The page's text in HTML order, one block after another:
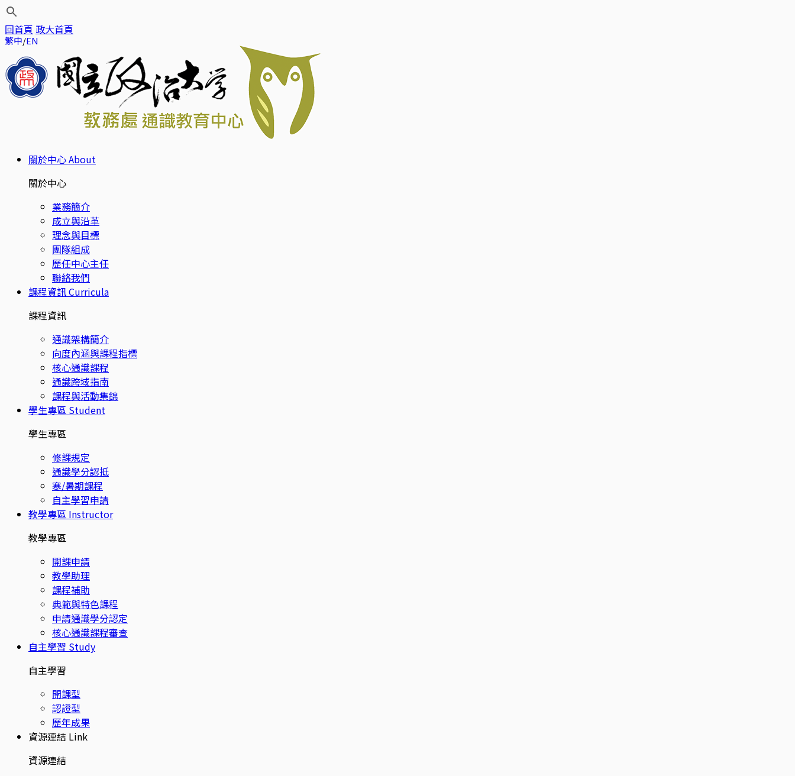
回首頁 政大首頁
繁中 EN
關於中心About
關於中心
業務簡介
成立與沿革
理念與目標
團隊組成
歷任中心主任
聯絡我們
課程資訊Curricula
課程資訊
通識架構簡介
向度內涵與課程指標
核心通識課程
通識跨域指南
課程與活動集錦
學生專區 Student
學生專區
修課規定
通識學分認抵
寒/暑期課程
自主學習申請
教學專區 Instructor
教學專區
開課申請
教學助理
課程補助
典範與特色課程
申請通識學分認定
核心通識課程審查
自主學習 Study
自主學習
開課型
認證型
歷年成果
資源連結 Link
資源連結